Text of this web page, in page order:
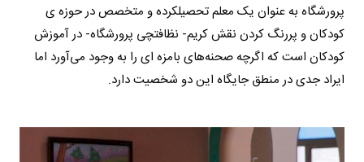
پرورشگاه به عنوان یک معلم تحصیلکرده و متخصص در حوزه ی
کودکان و پررنگ کردن نقش کریم- نظافتچی پرورشگاه- در آموزش
کودکان است که اگرچه صحنه‌های بامزه ای را به وجود می‌آورد اما
ایراد جدی در منطق جایگاه این دو شخصیت دارد.